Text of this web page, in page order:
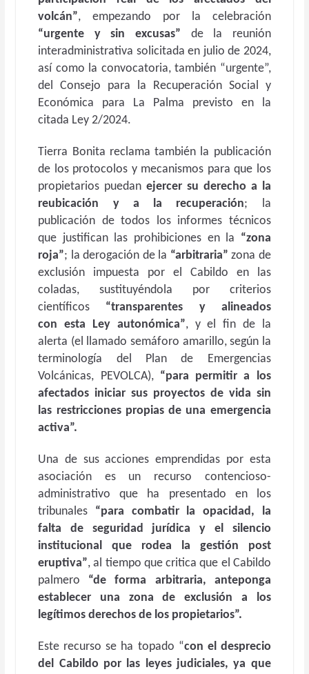
volcán”, empezando por la celebración
“urgente y sin excusas” de la reunión
interadministrativa solicitada en julio de 2024,
así como la convocatoria, también “urgente”,
del Consejo para la Recuperación Social y
Económica para La Palma previsto en la
citada Ley 2/2024.
Tierra Bonita reclama también la publicación
de los protocolos y mecanismos para que los
propietarios puedanejercer su derecho a la
reubicación y a la recuperación; la
publicación de todos los informes técnicos
que justifican las prohibiciones en la “zona
roja”; la derogación de la “arbitraria”zona de
exclusión impuesta por el Cabildo en las
coladas, sustituyéndola por criterios
científicos “transparentes y alineados
con esta Ley autonómica”, y el fin de la
alerta (el llamado semáforo amarillo, según la
terminología del Plan de Emergencias
Volcánicas, PEVOLCA), “para permitir a los
afectados iniciar sus proyectos de vida sin
las restricciones propias de una emergencia
activa”.
Una de sus acciones emprendidas por esta
asociación es un recurso contencioso-
administrativo que ha presentado en los
tribunales “para combatir la opacidad, la
falta de seguridad jurídica y el silencio
institucional que rodea la gestión post
eruptiva”, al tiempo que critica que el Cabildo
palmero “de forma arbitraria, anteponga
establecer una zona de exclusión a los
legítimos derechos de los propietarios”.
Este recurso se ha topado “con el desprecio
del Cabildo por las leyes judiciales, ya que